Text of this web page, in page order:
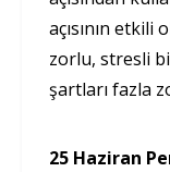
açısının
zorlu, stresli
şartları fazla
25 Haziran